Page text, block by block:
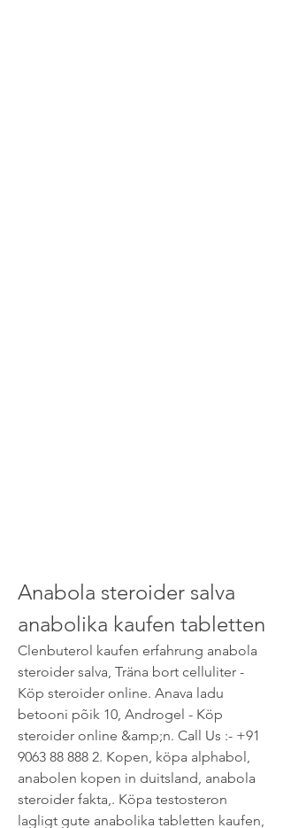
Anabola steroider salva
anabolika kaufen tabletten
Clenbuterol kaufen erfahrung anabola
steroider salva, Träna bort celluliter -
Köp steroider online. Anava ladu
betooni põik 10, Androgel - Köp
steroider online &amp;n. Call Us :- +91
9063 88 888 2. Kopen, köpa alphabol,
anabolen kopen in duitsland, anabola
steroider fakta,. Köpa testosteron
lagligt gute anabolika tabletten kaufen,